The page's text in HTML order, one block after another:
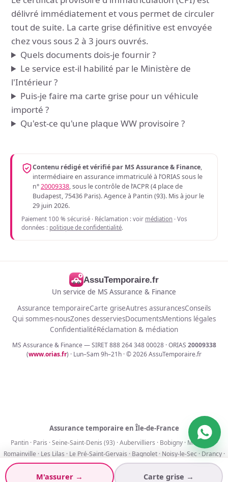
délivré immédiatement et vous permet de circuler
tout de suite. La carte grise définitive est envoyée
chez vous sous 2 à 3 jours ouvrés.
Quels documents dois-je fournir ?
Le service est-il habilité par le Ministère de
l'Intérieur ?
Puis-je faire ma carte grise pour un véhicule
importé ?
Qu'est-ce qu'une plaque WW provisoire ?
Contenu rédigé et vérifié par MS Assurance & Finance,
intermédiaire en assurance immatriculé à l’ORIAS sous le
n°20009338, sous le contrôle de l’ACPR (4 place de
Budapest, 75436 Paris). Agence à Pantin (93). Mis à jour le
29 juin 2026.
Paiement 100 % sécurisé · Réclamation : voir médiation · Vos
données : politique de confidentialité.
AssuTemporaire.fr
Un service de MS Assurance & Finance
Assurance temporaireCarte griseAutres assurancesConseils
Qui sommes-nousZones desserviesDocumentsMentions légales
ConfidentialitéRéclamation & médiation
MS Assurance & Finance — SIRET 888 264 348 00028 · ORIAS 20009338
(www.orias.fr) · Lun–Sam 9h–21h · ©2026AssuTemporaire.fr
Assurance temporaire en Île-de-France
Pantin· Paris ·Seine-Saint-Denis (93) ·Aubervilliers · Bobigny· Montreuil ·
Romainville· Les Lilas · Le Pré-Saint-Gervais · Bagnolet· Noisy-le-Sec· Drancy·
La Courneuve
Assurance 1 jour
7 jours 30 jours·90 jours
M'assurer → Carte grise →